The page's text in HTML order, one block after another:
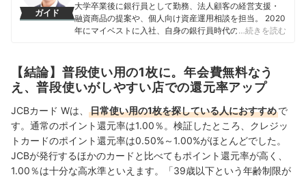
ガイド
大学卒業後に銀行員として勤務、法人顧客の経営支援・
融資商品の提案や、個人向け資産運用相談を担当。 2020
年にマイベストに入社、自身の銀行員時代の経験を活か
済を専門に解説コンテンツの制作を統括する。 また、
Yahoo!ファイナンスで借入や投資への疑問や基礎知識に
関する連載も担当している。
大島凱斗のプロフィール
…続きを読む
【結論】普段使い用の1枚に。年会費無料なう
え、普段使いがしやすい店での還元率アップ
JCBカード Wは、 日常使い用の1枚を探している人におすすめで
す。通常のポイント還元率は1.00％。 検証したところ、クレジッ
トカードのポイント還元率は0.50%～1.00%がほとんどでした。
JCBが発行するほかのカードと比べてもポイント還元率が高く、
1.00％は十分な高水準といえます。
「39歳以下という年齢制限が